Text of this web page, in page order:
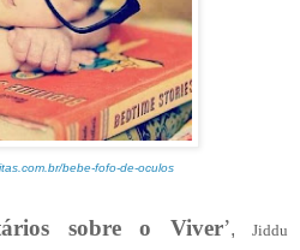
bebe-fofo-de-oculos
sobre o Viver’, Jiddu